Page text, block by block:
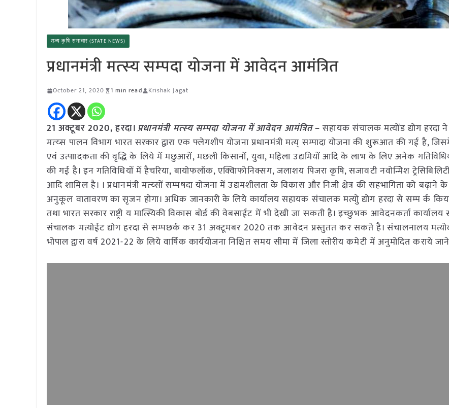
राज्य कृषि समाचार (STATE NEWS)
प्रधानमंत्री मत्‍स्‍य सम्‍पदा योजना में आवेदन आमंत्रित
October 21, 2020 1 min read Krishak Jagat
21 अक्टूबर 2020, हरदा। प्रधानमंत्री मत्‍स्‍य सम्‍पदा योजना में आवेदन आमंत्रित–सहायक संचालक मत्योंड द्योग हरदा
मत्य्स पालन विभाग भारत सरकार द्वारा एक फ्लेगशीप योजना प्रधानमंत्री मत्य् सम्पादा योजना की शुरूआत की गई है,
एवं उत्पाादकता की वृद्धि के लिये में मछुआरों, मछली किसानों, युवा, महिला उद्यमियों आदि के लाभ के लिए अनेक
की गई है। इन गतिविधियों में हैचरिया, बायोफलॉक, एक्वािफोनिक्सग, जलाशय पिजरा कृषि, सजावटी नवोन्मेिश
आदि शामिल है। । प्रधानमंत्री मत्य्सों सम्पषदा योजना में उद्यमशीलता के विकास और निजी क्षेत्र की सहभागिता को बढ़ाने
अनुकूल वातावरण का सृजन होगा। अधिक जानकारी के लिये कार्यालय सहायक संचालक मत्योु द्योग हरदा से सम्प र्क
तथा भारत सरकार राष्ट्री य मात्स्यिकी विकास बोर्ड की वेबसाईट में भी देखी जा सकती है। इच्छुभक आवेदनकर्ता
संचालक मत्योईट द्योग हरदा से सम्पछर्क कर 31 अक्टूमबर 2020 तक आवेदन प्रस्तुतत कर सकते है। संचालनालय मत्योद
भोपाल द्वारा वर्ष 2021-22 के लिये वार्षिक कार्ययोजना निश्चित समय सीमा में जिला स्तोरीय कमेटी में अनुमोदित कराये